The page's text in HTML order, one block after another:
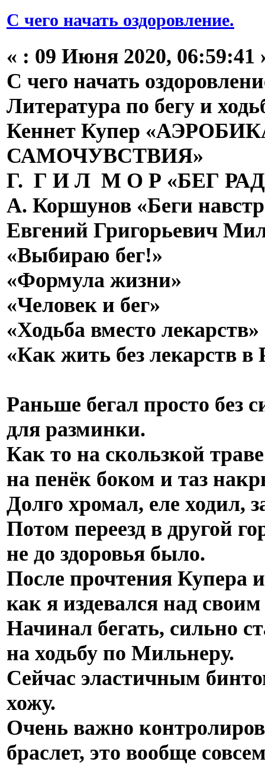
С чего начать оздоровление.
« : 09 Июня 2020, 06:59:41
С чего начать
Литература по бегу и
Кеннет Купер
САМОЧУВСТВИЯ»
Г. Г И Л М О Р «БЕГ
А. Коршунов «Беги
Евгений Григорьевич
«Выбираю бег!»
«Формула жизни»
«Человек и бег»
«Ходьба вместо лекарств»
«Как жить без лекарств в
Раньше бегал просто без
для разминки.
Как то на скользкой
на пенёк боком и таз
Долго хромал, еле ходил,
Потом переезд в другой
не до здоровья было.
После прочтения Купера
как я издевался над
Начинал бегать, сильно
на ходьбу по Мильнеру.
Сейчас эластичным
хожу.
Очень важно
браслет, это вообще